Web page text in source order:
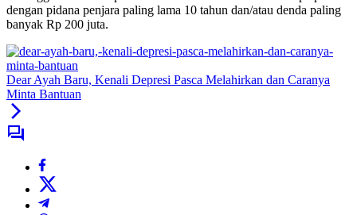
dengan pidana penjara paling lama 10 tahun dan/atau denda paling
banyak Rp 200 juta.
Dear Ayah Baru, Kenali Depresi Pasca Melahirkan dan Caranya
Minta Bantuan